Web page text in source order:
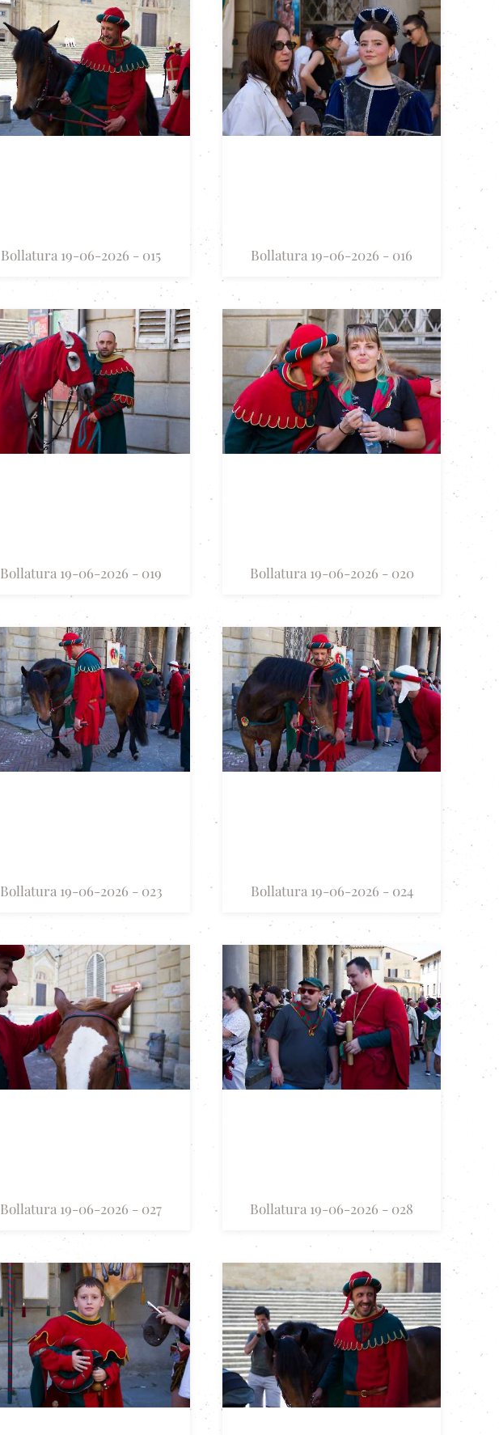
Bollatura 19-06-2026 - 015 Bollatura 19-06-2026 - 016
Bollatura 19-06-2026 - 019 Bollatura 19-06-2026 - 020
Bollatura 19-06-2026 - 023 Bollatura 19-06-2026 - 024
Bollatura 19-06-2026 - 027 Bollatura 19-06-2026 - 028